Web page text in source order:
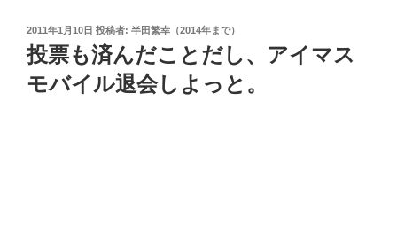
投
稿
日:
2011年1月10日 投稿者: 半田繁幸（2014年まで）
投票も済んだことだし、アイマス
モバイル退会しよっと。